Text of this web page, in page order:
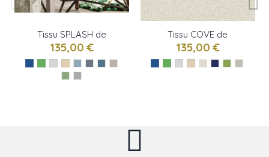
Tissu SPLASH de
Osborne & little
135,00 €
Tissu COVE de
Osborne & little
135,00 €